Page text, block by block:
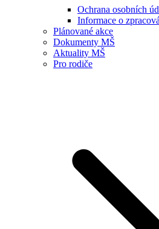
Ochrana osobních
Informace o
Plánované akce
Dokumenty MŠ
Aktuality MŠ
Pro rodiče